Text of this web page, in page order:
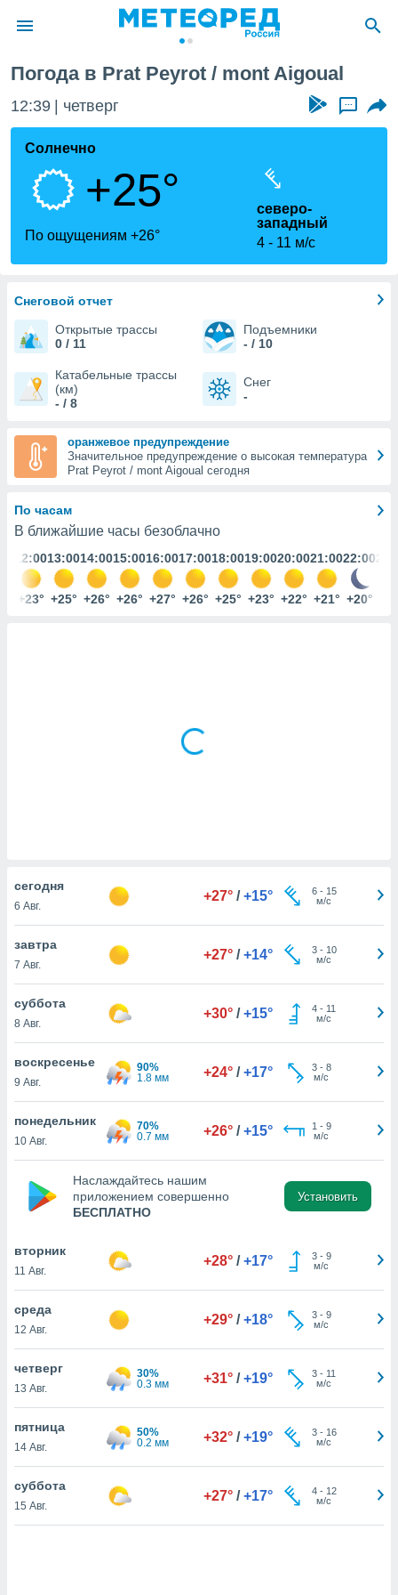
о
Вы можете
к этому
доступ
рекламу
cookie
нашего
равно
нашим
мы
cookie,
сайту,
cookie
ПРИНЯТЬ
НАСТРОЙКИ
Погода в Prat Peyrot / mont Aigoual
12:39 четверг ...
Солнечно
+25°
По ощущениям +26°
северо-
западный
4
11 м/с
Снеговой отчет
Открытые трассы
0 / 11
Подъемники
- / 10
Катабельные трассы
(км)
- / 8
Снег
-
оранжевое предупреждение
Значительное предупреждение о высокая температура
Prat Peyrot / mont Aigoual сегодня
По часам
В ближайшие часы безоблачно
12:00
+23°
13:00
+25°
14:00
+26°
15:00
+26°
16:00
+27°
17:00
+26°
18:00
+25°
19:00
+23°
20:00
+22°
21:00
+21°
22:00
+20°
cегодня
6 Авг.
+27° / +15° 6- 15
м/с
завтра
7 Авг.
+27° / +14° 3- 10
м/с
суббота
8 Авг.
+30° / +15° 4- 11
м/с
воскресенье
9 Авг.
90%
1.8 мм
+24° / +17° 3- 8
м/с
понедельник
10 Авг.
70%
0.7 мм
+26° / +15° 1 - 9
м/с
Наслаждайтесь нашим
приложением совершенно
БЕСПЛАТНО
Установить
вторник
11 Авг.
+28° / +17° 3- 9
м/с
среда
12 Авг.
+29° / +18° 3- 9
м/с
четверг
13 Авг.
30%
0.3 мм
+31° / +19° 3- 11
м/с
пятница
14 Авг.
50%
0.2 мм
+32° / +19° 3- 16
м/с
суббота
15 Авг.
+27° / +17° 4- 12
м/с